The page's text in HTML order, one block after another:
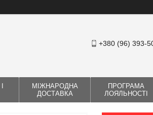
+380 (96) 393-
МІЖНАРОДНА
ДОСТАВКА
ПРОГРАМА
ЛОЯЛЬНОСТІ